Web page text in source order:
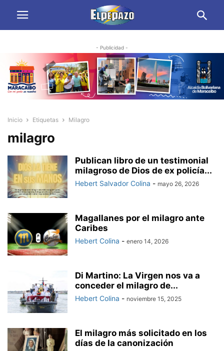
- Publicidad -
Inicio Etiquetas Milagro
milagro
Publican libro de un testimonial
milagroso de Dios de ex policía...
Hebert Salvador Colina - mayo 26, 2026
Magallanes por el milagro ante
Caribes
Hebert Colina - enero 14, 2026
Di Martino: La Virgen nos va a
conceder el milagro de...
Hebert Colina - noviembre 15, 2025
El milagro más solicitado en los
días de la canonización